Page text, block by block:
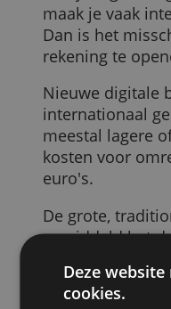
past, zodat je
iets wat je
beste doen
3. Kosten
vooral voor
is
Ben je
maak je
Dan is het
rekening te